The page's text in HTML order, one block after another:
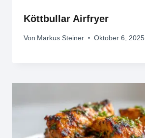
Köttbullar Airfryer
Von Markus Steiner Oktober 6, 2025